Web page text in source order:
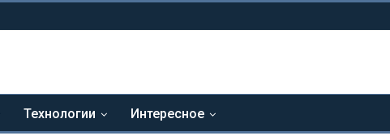
Технологии Интересное